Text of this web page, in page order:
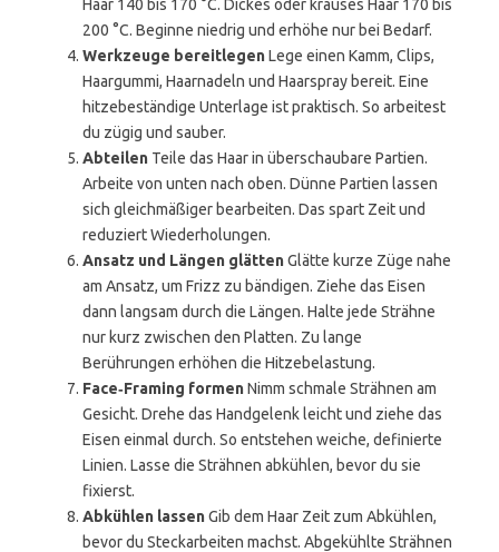
Haar 140 bis 170 °C. Dickes oder krauses Haar 170 bis
200 °C. Beginne niedrig und erhöhe nur bei Bedarf.
Werkzeuge bereitlegenLege einen Kamm, Clips,
Haargummi, Haarnadeln und Haarspray bereit. Eine
hitzebeständige Unterlage ist praktisch. So arbeitest
du zügig und sauber.
Abteilen Teile das Haar in überschaubare Partien.
Arbeite von unten nach oben. Dünne Partien lassen
sich gleichmäßiger bearbeiten. Das spart Zeit und
reduziert Wiederholungen.
Ansatz und Längen glättenGlätte kurze Züge nahe
am Ansatz, um Frizz zu bändigen. Ziehe das Eisen
dann langsam durch die Längen. Halte jede Strähne
nur kurz zwischen den Platten. Zu lange
Berührungen erhöhen die Hitzebelastung.
Face‑Framing formenNimm schmale Strähnen am
Gesicht. Drehe das Handgelenk leicht und ziehe das
Eisen einmal durch. So entstehen weiche, definierte
Linien. Lasse die Strähnen abkühlen, bevor du sie
fixierst.
Abkühlen lassenGib dem Haar Zeit zum Abkühlen,
bevor du Steckarbeiten machst. Abgekühlte Strähnen